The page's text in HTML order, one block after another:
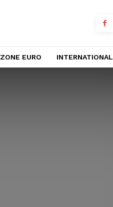
ZONE EURO INTERNATIONAL